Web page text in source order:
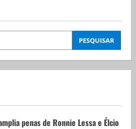
PESQUISAR
penas de Ronnie Lessa e Élcio